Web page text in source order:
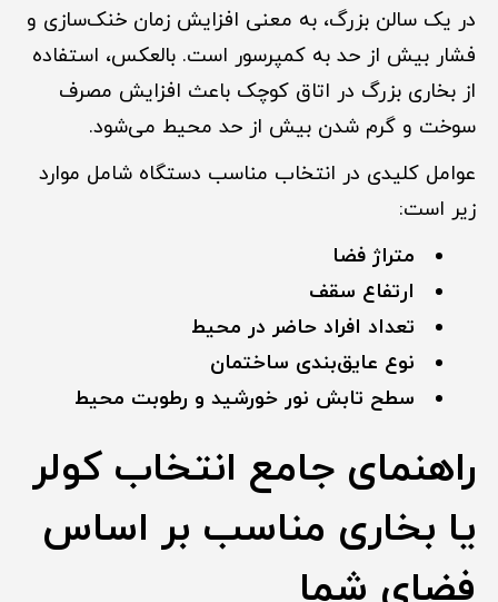
در یک سالن بزرگ، به معنی افزایش زمان خنک‌سازی و
فشار بیش از حد به کمپرسور است. بالعکس، استفاده
از بخاری بزرگ در اتاق کوچک باعث افزایش مصرف
سوخت و گرم شدن بیش از حد محیط می‌شود.
عوامل کلیدی در انتخاب مناسب دستگاه شامل موارد
زیر است:
متراژ فضا
ارتفاع سقف
تعداد افراد حاضر در محیط
نوع عایق‌بندی ساختمان
سطح تابش نور خورشید و رطوبت محیط
راهنمای جامع انتخاب کولر
یا بخاری مناسب بر اساس
فضای شما